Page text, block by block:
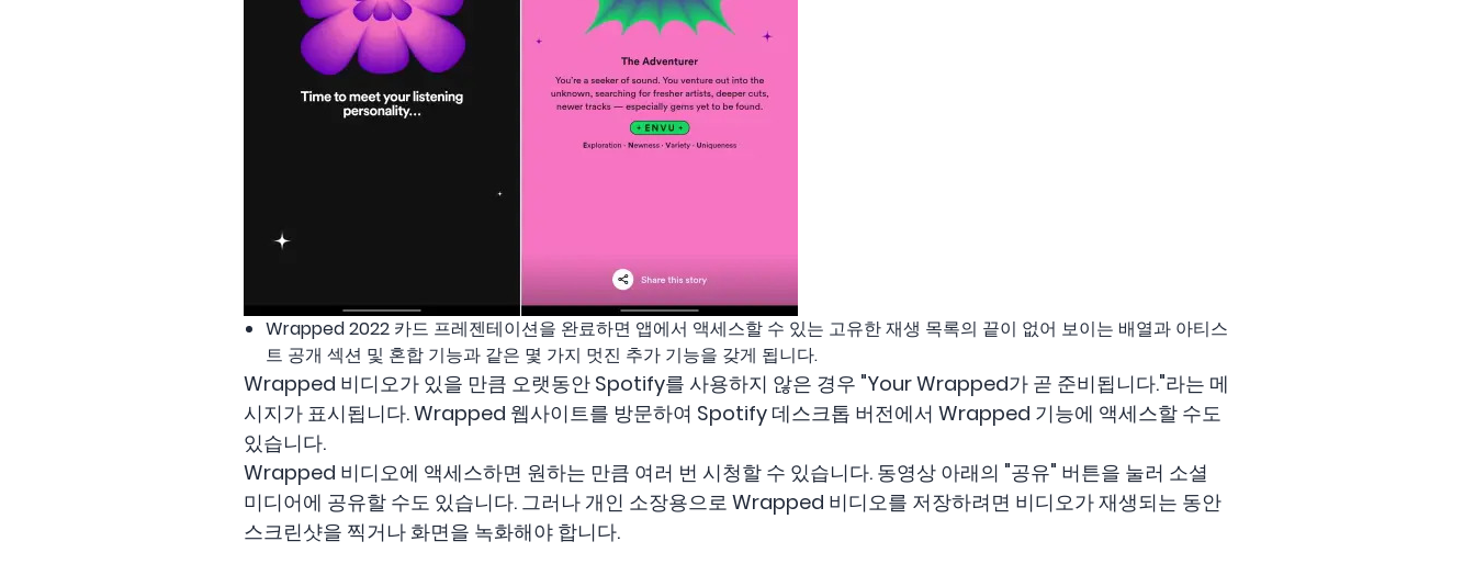
Wrapped 2022 카드 프레젠테이션을 완료하면 앱에서 액세스할 수 있는 고유한 재생 목록의 끝이 없어 보이는 배열과 아티스
트 공개 섹션 및 혼합 기능과 같은 몇 가지 멋진 추가 기능을 갖게 됩니다.
Wrapped 비디오가 있을 만큼 오랫동안 Spotify를 사용하지 않은 경우 "Your Wrapped가 곧 준비됩니다."라는 메
시지가 표시됩니다. Wrapped 웹사이트를 방문하여 Spotify 데스크톱 버전에서 Wrapped 기능에 액세스할 수도
있습니다.
Wrapped 비디오에 액세스하면 원하는 만큼 여러 번 시청할 수 있습니다. 동영상 아래의 "공유" 버튼을 눌러 소셜
미디어에 공유할 수도 있습니다. 그러나 개인 소장용으로 Wrapped 비디오를 저장하려면 비디오가 재생되는 동안
스크린샷을 찍거나 화면을 녹화해야 합니다.